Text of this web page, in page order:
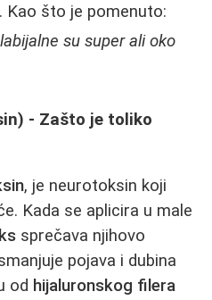
Kao što je pomenuto:
su super ali oko
- Zašto je toliko
, je neurotoksin koji
Kada se aplicira u male
sprečava njihovo
pojava i dubina
od hijaluronskog filera